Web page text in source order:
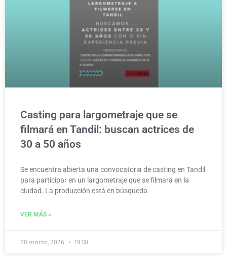
Casting para largometraje que se
filmará en Tandil: buscan actrices de
30 a 50 años
Se encuentra abierta una convocatoria de casting en Tandil
para participar en un largometraje que se filmará en la
ciudad. La producción está en búsqueda
VER MÁS »
20 marzo, 2026 19:30